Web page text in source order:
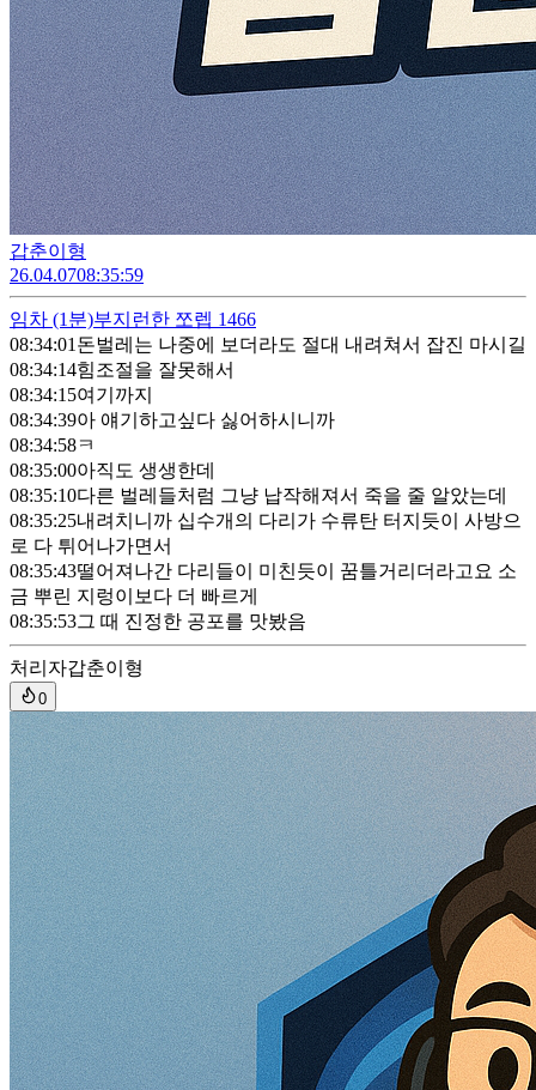
갑춘이형
26.04.0708:35:59
임차 (1분)부지런한 쪼렙 1466
08:34:01 돈벌레는 나중에 보더라도 절대 내려쳐서 잡진 마시길
08:34:14힘조절을 잘못해서
08:34:15여기까지
08:34:39아 얘기하고싶다 싫어하시니까
08:34:58ㅋ
08:35:00아직도 생생한데
08:35:10다른 벌레들처럼 그냥 납작해져서 죽을 줄 알았는데
08:35:25내려치니까 십수개의 다리가 수류탄 터지듯이 사방으
로 다 튀어나가면서
08:35:43떨어져나간 다리들이 미친듯이 꿈틀거리더라고요 소
금 뿌린 지렁이보다 더 빠르게
08:35:53그 때 진정한 공포를 맛봤음
처리자갑춘이형
0